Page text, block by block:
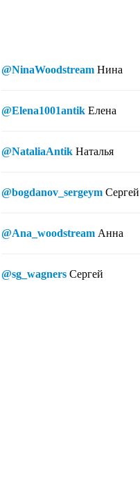
@NinaWoodstream Нина
@Elena1001antik Елена
@NataliaAntik Наталья
@bogdanov_sergeym Сергей
@Ana_woodstream Анна
@sg_wagners Сергей